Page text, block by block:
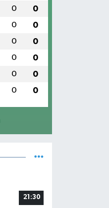
0 0
0 0
0 0
0 0
0 0
0 0
21:30